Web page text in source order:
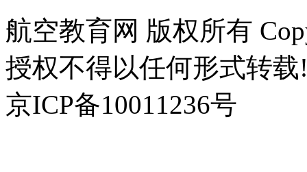
航空教育网 版权所有
授权不得以任何形式转
京ICP备10011236号